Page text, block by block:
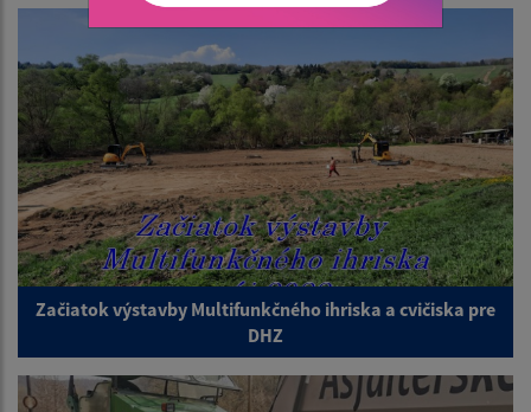
Začiatok výstavby Multifunkčného ihriska a cvičiska pre
DHZ